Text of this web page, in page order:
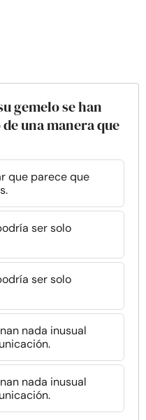
gemelo se han
una manera que
que parece que
ser solo
ser solo
nada inusual
nada inusual